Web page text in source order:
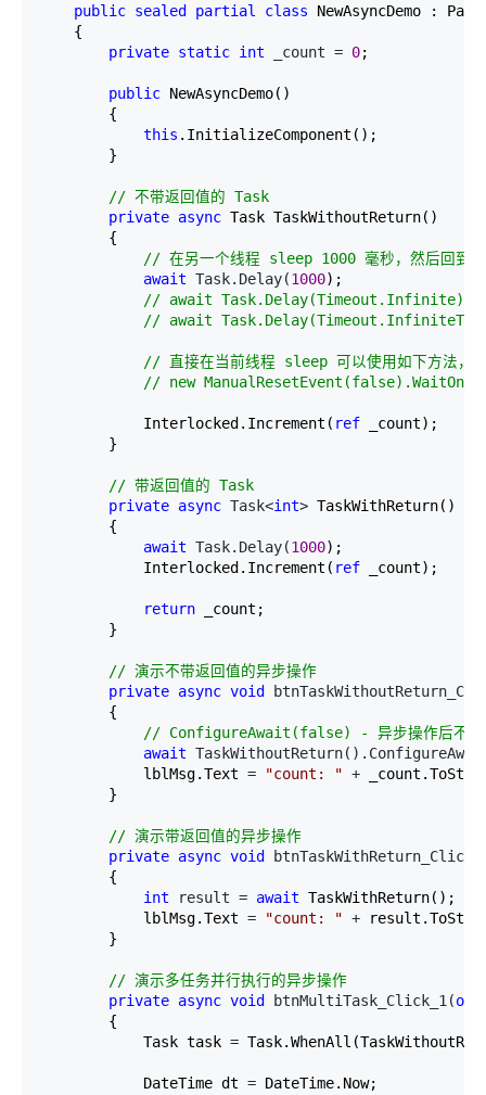
public sealed partial class NewAsyncDemo : Page
    {
private static int _count = 0;
public NewAsyncDemo()
        {
this .InitializeComponent();
        }
// 不带返回值的 Task
private async Task TaskWithoutReturn()
        {
// 在另一个线程 sleep 1000 毫秒，然后回到
await Task.Delay(1000);
// await Task.Delay(Timeout.Infinite);
// await
// 直接在当前线程 sleep 可以使用如下方法
// new
            Interlocked.Increment(
ref _count);
        }
// 带返回值的 Task
private async Task<int> TaskWithReturn()
        {
await Task.Delay(1000);
            Interlocked.Increment(
ref _count);
return _count;
        }
// 演示不带返回值的异步操作
private async void
        {
// ConfigureAwait(false) - 异步操作后不返
await
            lblMsg.Text
= "count: " +
        }
// 演示带返回值的异步操作
private async void
        {
int result = await TaskWithReturn();
            lblMsg.Text
= "count: " +
        }
// 演示多任务并行执行的异步操作
private async void btnMultiTask_Click_1(
        {
            Task task
=
            DateTime dt
= DateTime.Now;